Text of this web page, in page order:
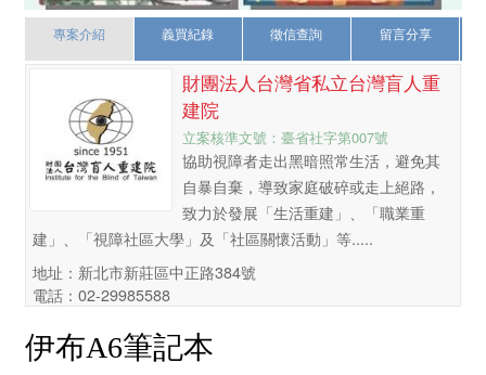
專案介紹 義買紀錄 徵信查詢 留言分享
財團法人台灣省私立台灣盲人重
建院
立案核準文號：臺省社字第007號
協助視障者走出黑暗照常生活，避免其
自暴自棄，導致家庭破碎或走上絕路，
致力於發展「生活重建」、「職業重
建」、「視障社區大學」及「社區關懷活動」等.....
地址：新北市新莊區中正路384號
電話：02-29985588
伊布A6筆記本